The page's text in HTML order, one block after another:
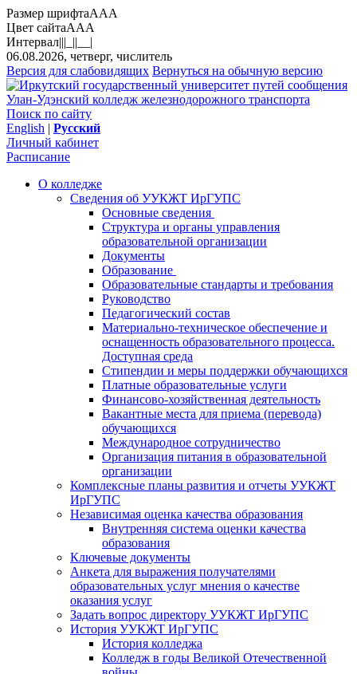
Размер шрифтаAAA
Цвет сайтаAAA
Интервал|||_||__|
06.08.2026, четверг, числитель
Версия для слабовидящих Вернуться на обычную версию
Улан-Удэнский колледж железнодорожного транспорта
Поиск по сайту
English | Русский
Личный кабинет
Расписание
О колледже
Сведения об УУКЖТ ИрГУПС
Основные сведения
Структура и органы управления
образовательной организации
Документы
Образование
Образовательные стандарты и требования
Руководство
Педагогический состав
Материально-техническое обеспечение и
оснащенность образовательного процесса.
Доступная среда
Стипендии и меры поддержки обучающихся
Платные образовательные услуги
Финансово-хозяйственная деятельность
Вакантные места для приема (перевода)
обучающихся
Международное сотрудничество
Организация питания в образовательной
организации
Комплексные планы развития и отчеты УУКЖТ
ИрГУПС
Независимая оценка качества образования
Внутренняя система оценки качества
образования
Ключевые документы
Анкета для выражения получателями
образовательных услуг мнения о качестве
оказания услуг
Задать вопрос директору УУКЖТ ИрГУПС
История УУКЖТ ИрГУПС
История колледжа
Колледж в годы Великой Отечественной